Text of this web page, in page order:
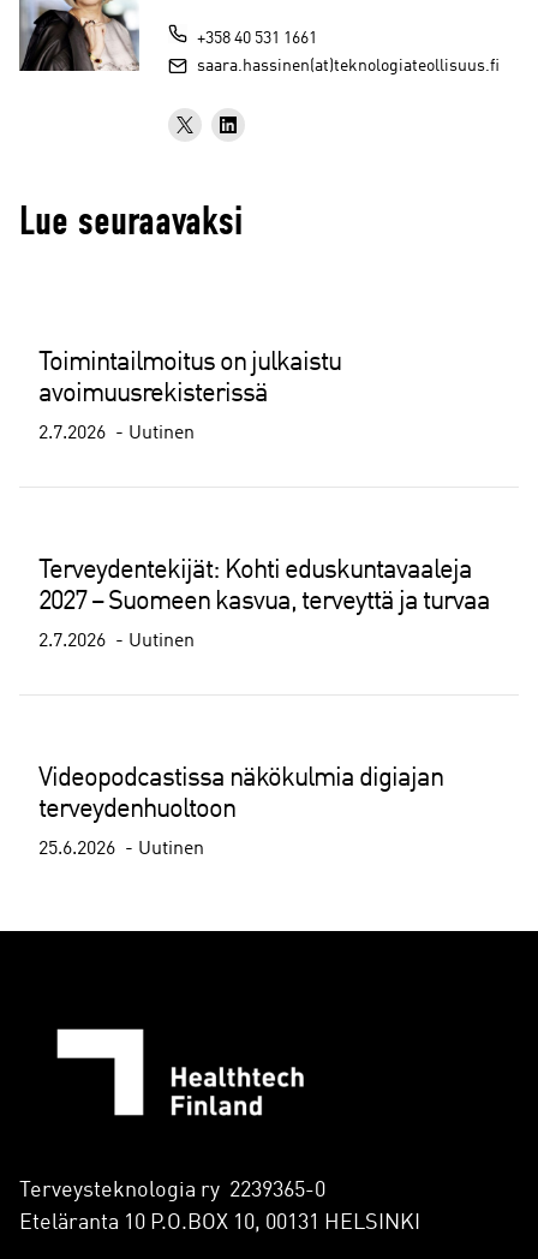
+358 40 531 1661
saara.hassinen(at)teknologiateollisuus.fi
Lue seuraavaksi
Toimintailmoitus on julkaistu
avoimuusrekisterissä
2.7.2026 Uutinen
Terveydentekijät: Kohti eduskuntavaaleja
2027 – Suomeen kasvua, terveyttä ja turvaa
2.7.2026 Uutinen
Videopodcastissa näkökulmia digiajan
terveydenhuoltoon
25.6.2026 Uutinen
Terveysteknologia ry 2239365-0
Eteläranta 10 P.O.BOX 10, 00131 HELSINKI